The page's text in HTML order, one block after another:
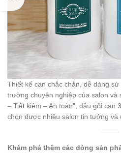
Thiết kế can chắc chắn, dễ dàng
trường chuyên nghiệp của salon và
– Tiết kiệm – An toàn”, dầu gội can
chọn được nhiều salon tin tưởng và
Khám phá thêm các dòng sản